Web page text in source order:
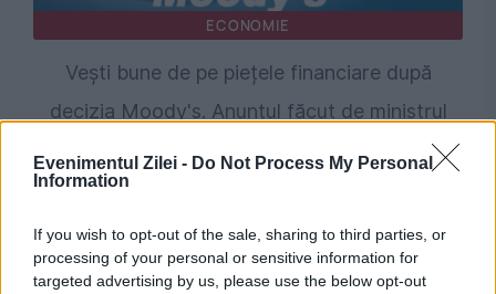
Evenimentul Zilei - Do Not Process My Personal
Information
If you wish to opt-out of the sale, sharing to third parties, or
processing of your personal or sensitive information for
targeted advertising by us, please use the below opt-out
ECONOMIE
Vești bune de pe piețele financiare după
decizia Moody's. Anunțul făcut de ministrul
interimar al Finanțelor, Alexandru Nazare